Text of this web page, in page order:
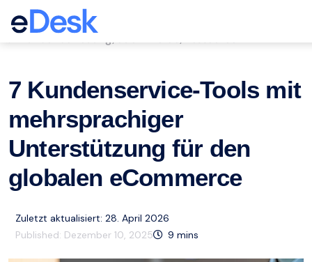
eCommerce Support Central
7 Kundenservice-Tools mit
mehrsprachiger
Unterstützung für den
globalen eCommerce
Zuletzt aktualisiert: 28. April 2026
Published: Dezember 10, 2025 9 mins